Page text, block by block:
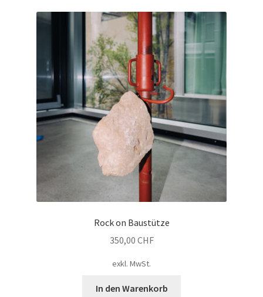
Rock on Baustütze
350,00 CHF
exkl. MwSt.
In den Warenkorb